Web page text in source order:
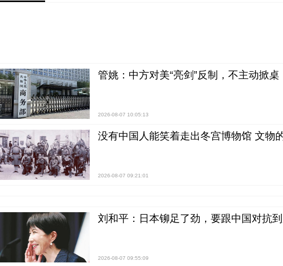
管姚：中方对美“亮剑”反制，不主动掀
2026-08-07 10:05:13
没有中国人能笑着走出冬宫博物馆 文物
2026-08-07 09:21:01
刘和平：日本铆足了劲，要跟中国对抗
2026-08-07 09:55:09